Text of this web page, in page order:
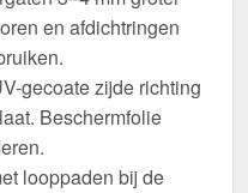
en afdichtringen
gecoate zijde richting
Beschermfolie
looppaden bij de